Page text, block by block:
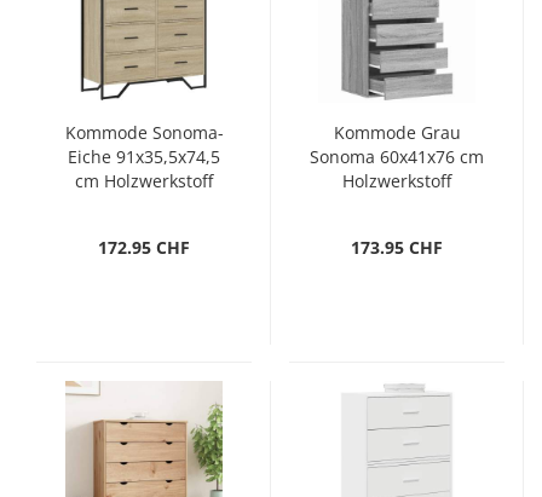
Kommode Sonoma-
Eiche 91x35,5x74,5
cm Holzwerkstoff
172.95 CHF
Kommode Grau
Sonoma 60x41x76 cm
Holzwerkstoff
173.95 CHF